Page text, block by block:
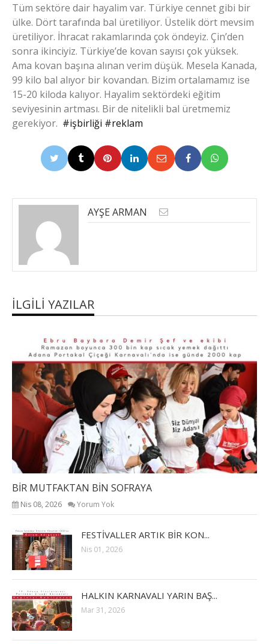
Tüm sektöre dair hayalim var. Türkiye cennet gibi bir
ülke. Dört tarafında bal üretiliyor. Üstelik dört mevsim
üretiliyor. İhracat rakamlarında çok öndeyiz. Çin’den
sonra ikinciyiz. Türkiye’de kovan sayısı çok yüksek.
Ama kovan başına alınan verim düşük. Mesela Kanada,
99 kilo bal alıyor bir kovandan. Bizim ortalamamız ise
15-20 kiloda kalıyor. Hayalim sektördeki eğitim
seviyesinin artması. Bir de nitelikli bal üretmemiz
gerekiyor. #işbirliği #reklam
AYŞE ARMAN
İLGILI YAZILAR
BİR MUTFAKTAN BİN SOFRAYA
Nis 08, 2026 Yorum Yok
FESTİVALLER ARTIK BİR KON...
Nis 01, 2026
HALKIN KARNAVALI YARIN BAŞ...
Mar 31, 2026